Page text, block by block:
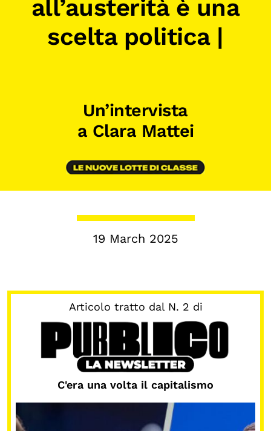
CONTENTS
Research Observatories
Elezioni dal mondo
Programs for schools
all’austerità è una
scelta politica |
Un’intervista
a Clara Mattei
19 March 2025
Articolo tratto dal N. 2 di
C'era una volta il capitalismo